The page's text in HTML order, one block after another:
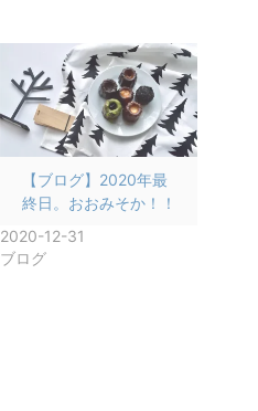
【ブログ】2020年最
終日。おおみそか！！
2020-12-31
ブログ